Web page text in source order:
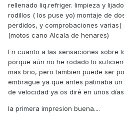
rellenado liq.refriger. limpieza y
rodillos ( los puse yo) montaje de
perdidos, y comprobaciones
(motos cano Alcala de henares)
En cuanto a las sensaciones sobre
porque aún no he rodado lo
mas brio, pero tambien puede ser
embrague ya que antes patinaba
de velocidad ya os diré en unos
la primera impresion buena....